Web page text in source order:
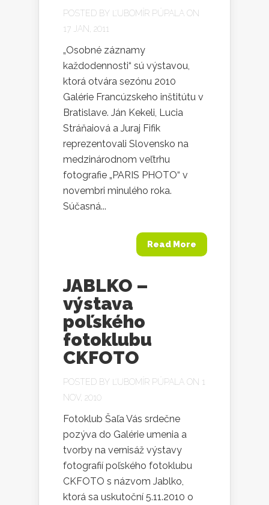
POSTED BY ĽUBOMÍR PÚPALA ON
17 JAN, 2011
„Osobné záznamy
každodennosti“ sú výstavou,
ktorá otvára sezónu 2010
Galérie Francúzskeho inštitútu v
Bratislave. Ján Kekeli, Lucia
Stráňaiová a Juraj Fifik
reprezentovali Slovensko na
medzinárodnom veľtrhu
fotografie „PARIS PHOTO“ v
novembri minulého roka.
Súčasná...
Read More
JABLKO –
výstava
poľského
fotoklubu
CKFOTO
POSTED BY ĽUBOMÍR PÚPALA ON 1
NOV, 2010
Fotoklub Šaľa Vás srdečne
pozýva do Galérie umenia a
tvorby na vernisáž výstavy
fotografií poľského fotoklubu
CKFOTO s názvom Jablko,
ktorá sa uskutoční 5.11.2010 o